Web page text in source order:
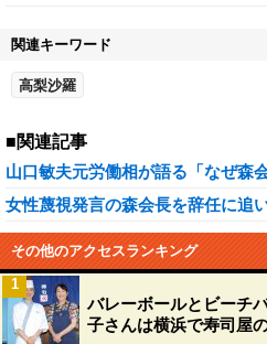
関連キーワード
高梨沙羅
■関連記事
山口敏夫元労働相が語る「なぜ森
女性蔑視発言の森会長を辞任に追
その他のアクセスランキング
バレーボールとビーチ
子さんは横浜で寿司屋
1